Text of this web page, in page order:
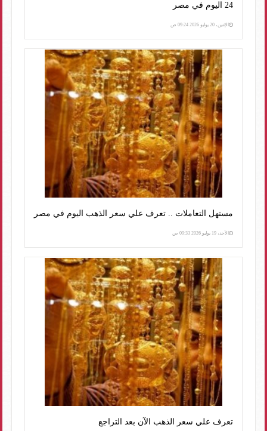
24 اليوم في مصر
الإثنين، 20 يوليو 2026 09:24 ص
مستهل التعاملات .. تعرف علي سعر الذهب اليوم في مصر
الأحد، 19 يوليو 2026 09:33 ص
تعرف علي سعر الذهب الآن بعد التراجع